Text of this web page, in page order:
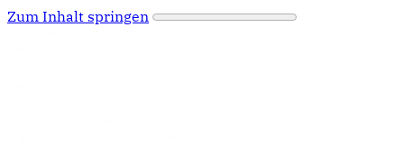
Zum Inhalt springen